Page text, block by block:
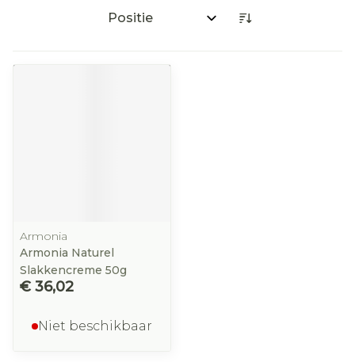
Sorteer op:
Armonia
Armonia Naturel
Slakkencreme 50g
€ 36,02
Niet beschikbaar